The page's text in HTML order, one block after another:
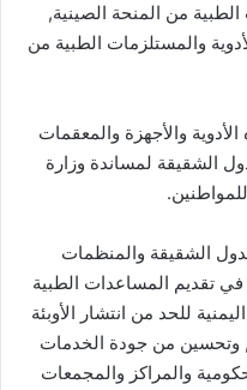
من المنحة الصينية,
والمستلزمات الطبية من
والأجهزة والمعقمات
الشقيقة لمساندة وزارة
الشقيقة والمنظمات
في تقديم المساعدات الطبية
للحد من انتشار الأوبئة
, وتحسين من جودة الخدمات
والمراكز والمجمعات